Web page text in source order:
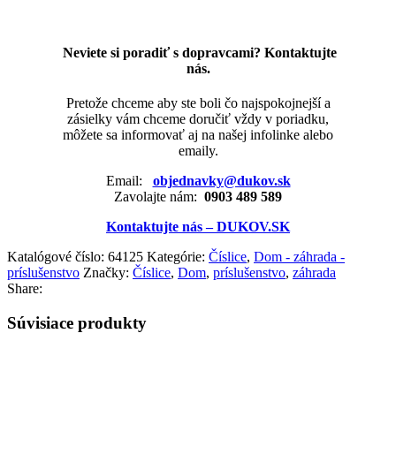
Neviete si poradiť s dopravcami? Kontaktujte
nás.
Pretože chceme aby ste boli čo najspokojnejší a
zásielky vám chceme doručiť vždy v poriadku,
môžete sa informovať aj na našej infolinke alebo
emaily.
Email: objednavky@dukov.sk
Zavolajte nám: 0903 489 589
Kontaktujte nás – DUKOV.SK
Katalógové číslo: 64125 Kategórie: Číslice, Dom - záhrada -
príslušenstvo Značky: Číslice, Dom, príslušenstvo, záhrada
Share:
Súvisiace produkty